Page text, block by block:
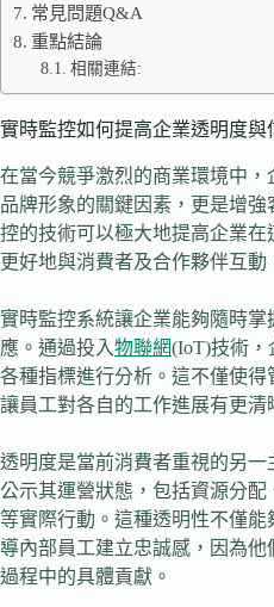
常見問題Q&A
重點結論
相關連結:
實時監控如何提高企業透明度與
在當今競爭激烈的商業環境中
品牌形象的關鍵因素，更是增
控的技術可以極大地提高企業
更好地與消費者及合作夥伴互動
實時監控系統讓企業能夠隨時
應。通過投入物聯網(IoT)技術，
各種指標進行分析。這不僅使
讓員工對各自的工作進展有更清
透明度是當前消費者重視的另
公示其運營狀態，包括資源分
等實際行動。這種透明性不僅能
導內部員工建立忠誠感，因為
過程中的具體貢獻。